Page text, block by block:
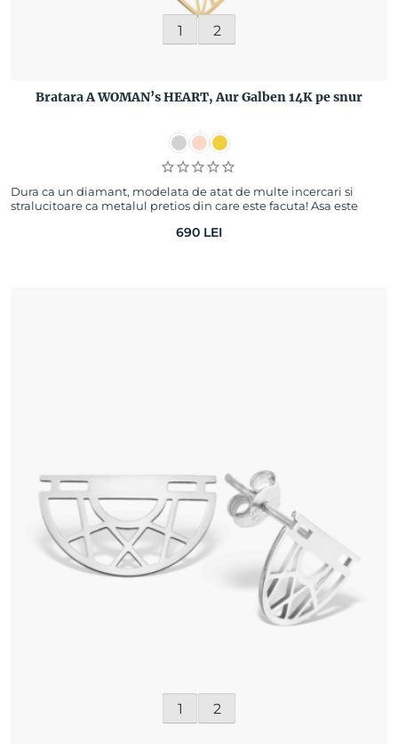
1 2
Bratara A WOMAN’s HEART, Aur Galben 14K pe snur
Dura ca un diamant, modelata de atat de multe incercari si
stralucitoare ca metalul pretios din care este facuta! Asa este
690 LEI
1 2